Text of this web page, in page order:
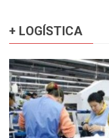
+ LOGÍSTICA